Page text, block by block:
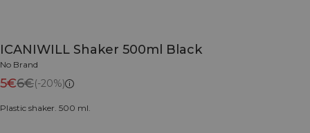
ICANIWILL Shaker 500ml Black
No Brand
5€6€(-20%)
Plastic shaker. 500 ml.